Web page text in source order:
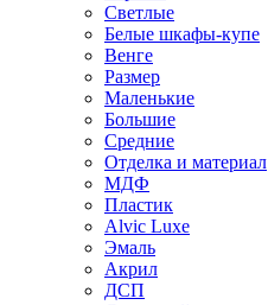
Светлые
Белые шкафы-купе
Венге
Размер
Маленькие
Большие
Средние
Отделка и материал
МДФ
Пластик
Alvic Luxe
Эмаль
Акрил
ДСП